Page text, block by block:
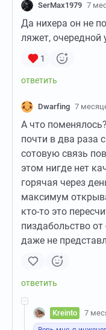
SerMax1979 7
Да нихера он не
ляжет, очередной
1
Dwarfing 7
А что
почти в два раза
сотовую связь
этом нигде нет
горячая через
максимум
кто-то это
пиздабольство
даже не
Kreinto 7